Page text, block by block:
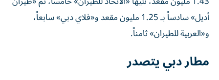
أديل» سادساً بـ 1.25 مليون مقعد و«فلاي دبي» سابعاً،
و«العربية للطيران» ثامناً.
مطار دبي يتصدر